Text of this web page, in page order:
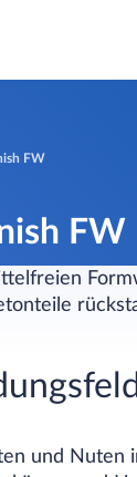
FW
FW
und Nuten